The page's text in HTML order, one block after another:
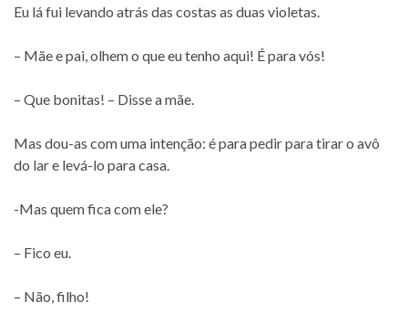
Eu lá fui levando atrás das costas as duas violetas.
– Mãe e pai, olhem o que eu tenho aqui! É para vós!
– Que bonitas! – Disse a mãe.
Mas dou-as com uma intenção: é para pedir para tirar o avô
do lar e levá-lo para casa.
-Mas quem fica com ele?
– Fico eu.
– Não, filho!